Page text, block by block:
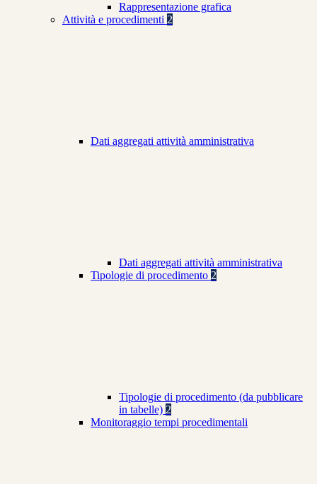
Rappresentazione grafica
Attività e procedimenti 2
Dati aggregati attività amministrativa
Dati aggregati attività amministrativa
Tipologie di procedimento 2
Tipologie di procedimento (da pubblicare
in tabelle) 2
Monitoraggio tempi procedimentali